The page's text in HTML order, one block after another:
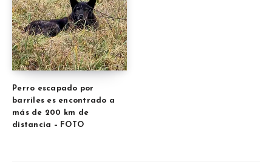
Perro escapado por
barriles es encontrado a
más de 200 km de
distancia – FOTO